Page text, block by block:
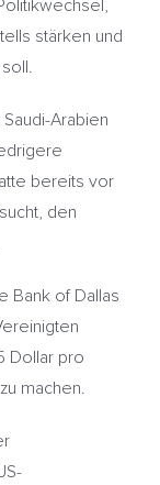
stärken und
Arabien
bereits vor
den
Bank of Dallas
Dollar pro
machen.